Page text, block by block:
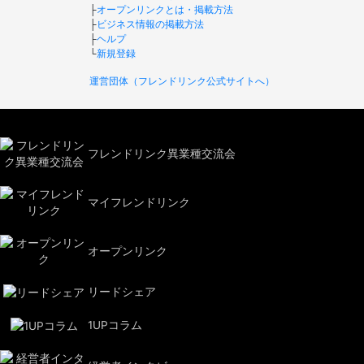
├オープンリンクとは・掲載方法
├ビジネス情報の掲載方法
├ヘルプ
└新規登録
運営団体（フレンドリンク公式サイトへ）
フレンドリンク異業種交流会
マイフレンドリンク
オープンリンク
リードシェア
1UPコラム